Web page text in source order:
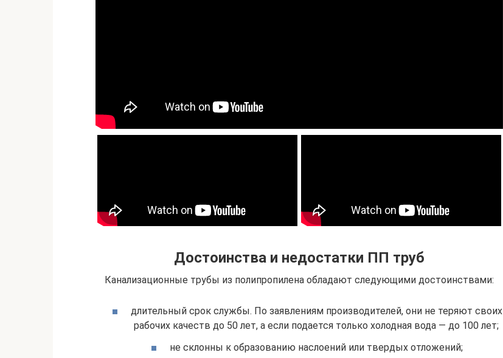
Достоинства и недостатки ПП труб
Канализационные трубы из полипропилена обладают следующими достоинствами:
длительный срок службы. По заявлениям производителей, они не теряют своих
рабочих качеств до 50 лет, а если подается только холодная вода — до 100 лет;
не склонны к образованию наслоений или твердых отложений;